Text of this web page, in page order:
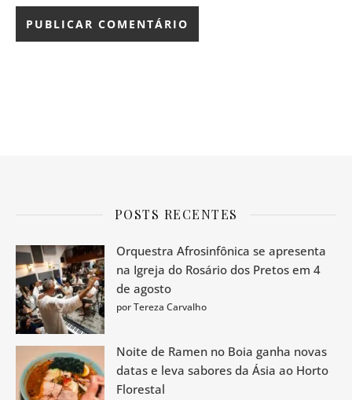
POSTS RECENTES
Orquestra Afrosinfônica se apresenta
na Igreja do Rosário dos Pretos em 4
de agosto
por Tereza Carvalho
Noite de Ramen no Boia ganha novas
datas e leva sabores da Ásia ao Horto
Florestal